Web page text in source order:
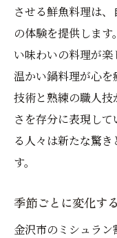
させる鮮魚料理は
の体験を提供しま
い味わいの料理が楽
温かい鍋料理が心
技術と熟練の職人
さを存分に表現し
る人々は新たな驚
す。
季節ごとに変化す
金沢市のミシュラ